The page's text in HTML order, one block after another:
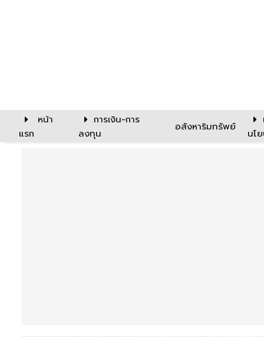
หน้า
แรก
การเงิน-การ
ลงทุน
อสังหาริมทรัพย์
นโ